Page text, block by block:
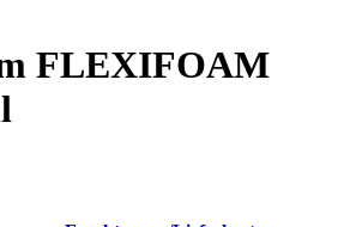
FLEXIFOAM